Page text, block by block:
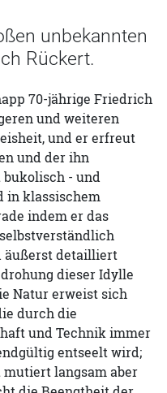
unbekannten
Rückert.
70-jährige Friedrich
und weiteren
und er erfreut
und der ihn
bukolisch - und
in klassischem
indem er das
äußerst detailliert
dieser Idylle
Natur erweist sich
durch die
und Technik immer
entseelt wird;
langsam aber